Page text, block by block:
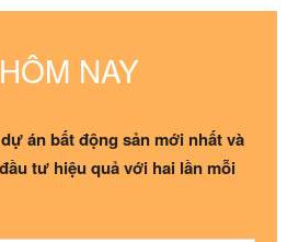
NAY
án bất động sản mới nhất và
tư hiệu quả với hai lần mỗi